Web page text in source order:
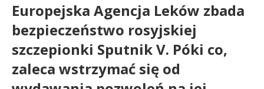
Europejska Agencja Leków zbada
bezpieczeństwo rosyjskiej
szczepionki Sputnik V. Póki co,
zaleca wstrzymać się od